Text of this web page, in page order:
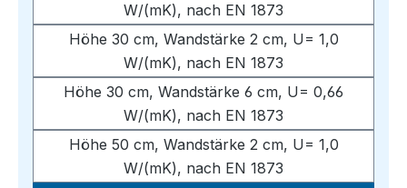
W/(mK), nach EN 1873
Höhe 30 cm, Wandstärke 2 cm, U= 1,0
W/(mK), nach EN 1873
Höhe 30 cm, Wandstärke 6 cm, U= 0,66
W/(mK), nach EN 1873
Höhe 50 cm, Wandstärke 2 cm, U= 1,0
W/(mK), nach EN 1873